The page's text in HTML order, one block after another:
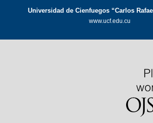
Universidad de Cienfuegos “Carlos
www.ucf.edu.cu